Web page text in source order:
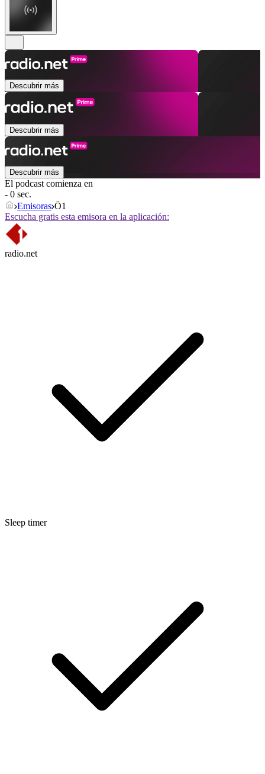
Descubrir más
Descubrir más
Descubrir más
El podcast comienza en
- 0 sec.
Emisoras Ö1
Escucha gratis esta emisora en la aplicación:
radio.net
Sleep timer